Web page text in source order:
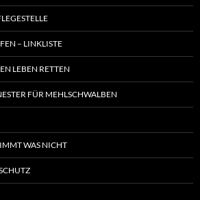
– LINKLISTE
LEBEN RETTEN
FÜR MEHLSCHWALBEN
WAS NICHT